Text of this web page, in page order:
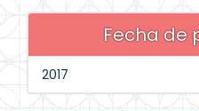
Fecha de
2017